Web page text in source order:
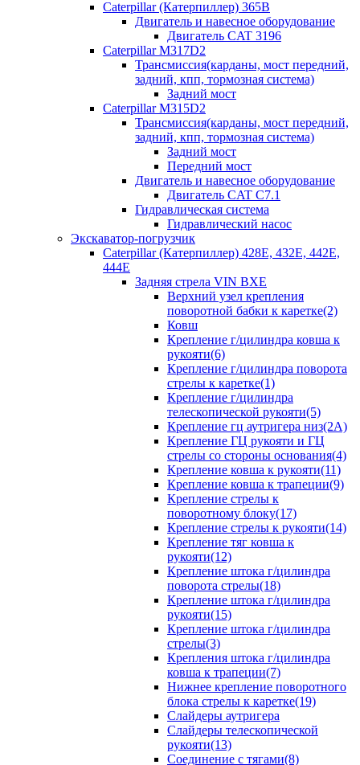
Caterpillar (Катерпиллер) 365B
Двигатель и навесное оборудование
Двигатель CAT 3196
Caterpillar M317D2
Трансмиссия(карданы, мост передний,
задний, кпп, тормозная система)
Задний мост
Caterpillar M315D2
Трансмиссия(карданы, мост передний,
задний, кпп, тормозная система)
Задний мост
Передний мост
Двигатель и навесное оборудование
Двигатель CAT C7.1
Гидравлическая система
Гидравлический насос
Экскаватор-погрузчик
Caterpillar (Катерпиллер) 428E, 432E, 442E,
444E
Задняя стрела VIN BXE
Верхний узел крепления
поворотной бабки к каретке(2)
Ковш
Крепление г/цилиндра ковша к
рукояти(6)
Крепление г/цилиндра поворота
стрелы к каретке(1)
Крепление г/цилиндра
телескопической рукояти(5)
Крепление гц аутригера низ(2А)
Крепление ГЦ рукояти и ГЦ
стрелы со стороны основания(4)
Крепление ковша к рукояти(11)
Крепление ковша к трапеции(9)
Крепление стрелы к
поворотному блоку(17)
Крепление стрелы к рукояти(14)
Крепление тяг ковша к
рукояти(12)
Крепление штока г/цилиндра
поворота стрелы(18)
Крепление штока г/цилиндра
рукояти(15)
Крепление штока г/цилиндра
стрелы(3)
Крепления штока г/цилиндра
ковша к трапеции(7)
Нижнее крепление поворотного
блока стрелы к каретке(19)
Слайдеры аутригера
Слайдеры телескопической
рукояти(13)
Соединение с тягами(8)